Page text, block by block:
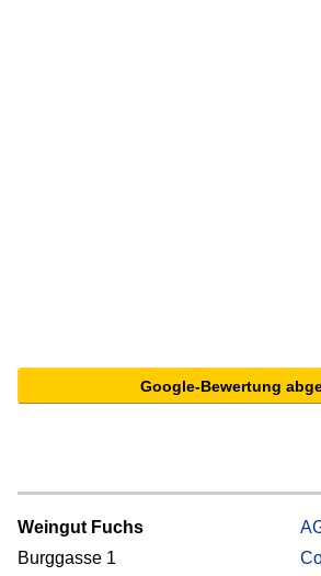
Google-Bewertung
Weingut Fuchs
Burggasse 1